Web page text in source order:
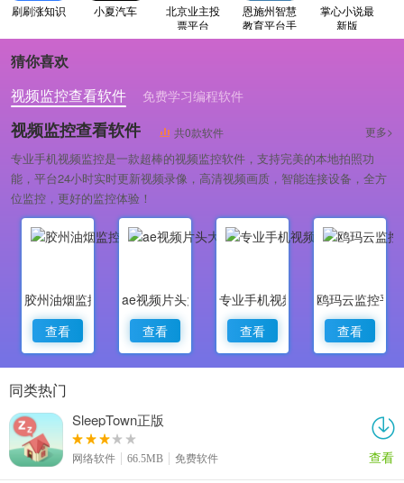
刷刷涨知识 小夏汽车
北京业主投
票平台
恩施州智慧
教育平台手
机版
掌心小说最
新版
猜你喜欢
视频监控查看软件
免费学习编程软件
专业做婚礼策划的软件
视频监控查看软件 共0款软件 更多>
专业手机视频监控是一款超棒的视频监控软件，支持完美的本地拍照功
能，平台24小时实时更新视频录像，高清视频画质，智能连接设备，全方
位监控，更好的监控体验！
胶州油烟监控
查看
ae视频片头大师
查看
专业手机视频监控
查看
鸥玛云监控平
查看
同类热门
SleepTown正版
网络软件 66.5MB 免费软件 查看